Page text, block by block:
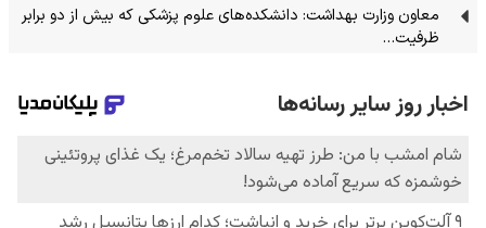
معاون وزارت بهداشت: دانشکده‌های علوم پزشکی که بیش از دو برابر
ظرفیت…